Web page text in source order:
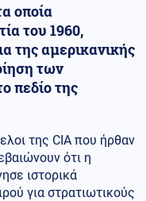
οποία
του 1960,
της αμερικανικής
των
πεδίο της
της CIA που ήρθαν
ότι η
ιστορικά
για στρατιωτικούς